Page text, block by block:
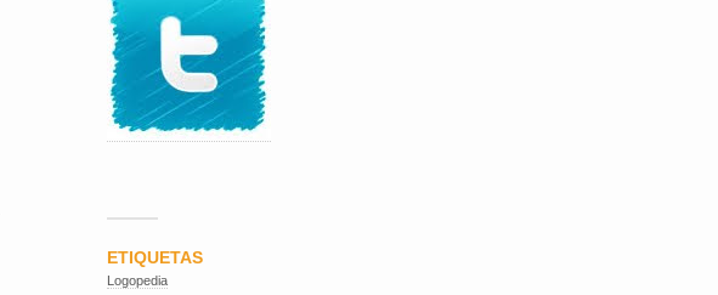
ETIQUETAS
Logopedia